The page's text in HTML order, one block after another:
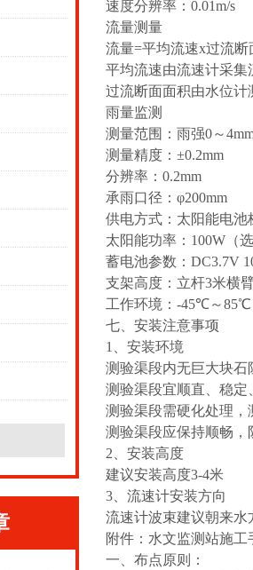
速度分辨率：0.01m/s
流量测量
流量=平均流速x过流
平均流速由流速计采
过流断面面积由水位
雨量监测
测量范围：雨强0～
测量精度：±0.2mm
分辨率：0.2mm
承雨口径：φ200mm
供电方式：太阳能电池
太阳能功率： 100W （
蓄电池参数：DC3.7V
支架高度：立杆3米横
工作环境：-45℃～85℃
七、安装注意事项
1、安装环境
测验渠段内无巨大块
测验渠段宜顺直、稳定
测验渠段需硬化处理，
测验渠段应保持顺畅，
2、安装高度
建议安装高度3-4米
3、流速计安装方向
流速计波束建议朝来水
附件：水文监测站施工
一、布点原则：